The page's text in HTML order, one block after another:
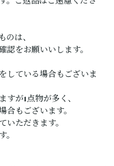
は、
をお願いいします。
している場合もございま
が1点物が多く、
もございます。
ただきます。